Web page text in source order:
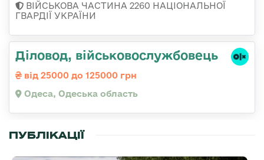
ВІЙСЬКОВА ЧАСТИНА 2260 НАЦІОНАЛЬНОЇ
ГВАРДІЇ УКРАЇНИ
Діловод, військовослужбовець
від 25000 до 125000 грн
Одеса, Одеська область
ПУБЛІКАЦІЇ